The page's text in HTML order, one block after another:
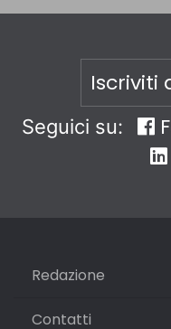
Iscriviti
Seguici su:
Redazione
Contatti